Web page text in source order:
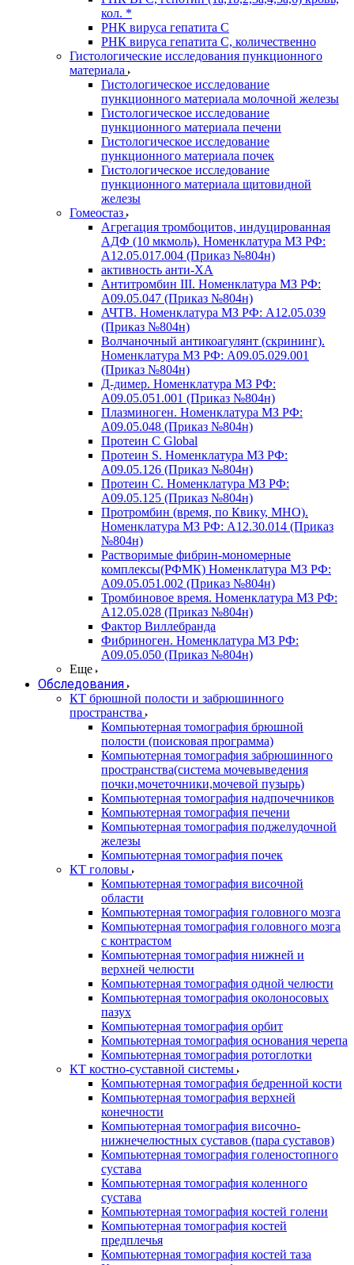
кол. *
РНК вируса гепатита C
РНК вируса гепатита C, количественно
Гистологические исследования пункционного
материала
Гистологическое исследование
пункционного материала молочной железы
Гистологическое исследование
пункционного материала печени
Гистологическое исследование
пункционного материала почек
Гистологическое исследование
пункционного материала щитовидной
железы
Гомеостаз
Агрегация тромбоцитов, индуцированная
АДФ (10 мкмоль). Номенклатура МЗ РФ:
A12.05.017.004 (Приказ №804н)
активность анти-ХА
Антитромбин III. Номенклатура МЗ РФ:
A09.05.047 (Приказ №804н)
АЧТВ. Номенклатура МЗ РФ: A12.05.039
(Приказ №804н)
Волчаночный антикоагулянт (скрининг).
Номенклатура МЗ РФ: A09.05.029.001
(Приказ №804н)
Д-димер. Номенклатура МЗ РФ:
A09.05.051.001 (Приказ №804н)
Плазминоген. Номенклатура МЗ РФ:
A09.05.048 (Приказ №804н)
Протеин C Global
Протеин S. Номенклатура МЗ РФ:
A09.05.126 (Приказ №804н)
Протеин С. Номенклатура МЗ РФ:
A09.05.125 (Приказ №804н)
Протромбин (время, по Квику, МНО).
Номенклатура МЗ РФ: A12.30.014 (Приказ
№804н)
Растворимые фибрин-мономерные
комплексы(РФМК) Номенклатура МЗ РФ:
A09.05.051.002 (Приказ №804н)
Тромбиновое время. Номенклатура МЗ РФ:
A12.05.028 (Приказ №804н)
Фактор Виллебранда
Фибриноген. Номенклатура МЗ РФ:
A09.05.050 (Приказ №804н)
Еще
Обследования
КТ брюшной полости и забрюшинного
пространства
Компьютерная томография брюшной
полости (поисковая программа)
Компьютерная томография забрюшинного
пространства(система мочевыведения
почки,мочеточники,мочевой пузырь)
Компьютерная томография надпочечников
Компьютерная томография печени
Компьютерная томография поджелудочной
железы
Компьютерная томография почек
КТ головы
Компьютерная томография височной
области
Компьютерная томография головного мозга
Компьютерная томография головного мозга
с контрастом
Компьютерная томография нижней и
верхней челюсти
Компьютерная томография одной челюсти
Компьютерная томография околоносовых
пазух
Компьютерная томография орбит
Компьютерная томография основания черепа
Компьютерная томография ротоглотки
КТ костно-суставной системы
Компьютерная томография бедренной кости
Компьютерная томография верхней
конечности
Компьютерная томография височно-
нижнечелюстных суставов (пара суставов)
Компьютерная томография голеностопного
сустава
Компьютерная томография коленного
сустава
Компьютерная томография костей голени
Компьютерная томография костей
предплечья
Компьютерная томография костей таза